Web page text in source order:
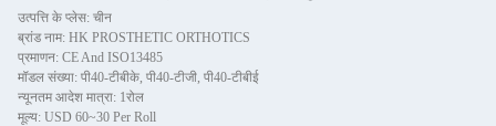
उत्पत्ति के प्लेस: चीन
ब्रांड नाम: HK PROSTHETIC ORTHOTICS
प्रमाणन: CE And ISO13485
मॉडल संख्या: पी40-टीबीके, पी40-टीजी, पी40-टीबीई
न्यूनतम आदेश मात्रा: 1रोल
मूल्य: USD 60~30 Per Roll